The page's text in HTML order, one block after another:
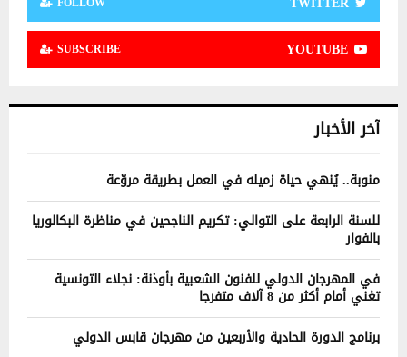
YOUTUBE
SUBSCRIBE
آخر الأخبار
منوبة.. يُنهي حياة زميله في العمل بطريقة مروّعة
للسنة الرابعة على التوالي: تكريم الناجحين في مناظرة البكالوريا
بالفوار
في المهرجان الدولي للفنون الشعبية بأوذنة: نجلاء التونسية
تغني أمام أكثر من 8 آلاف متفرجا
برنامج الدورة الحادية والأربعين من مهرجان قابس الدولي